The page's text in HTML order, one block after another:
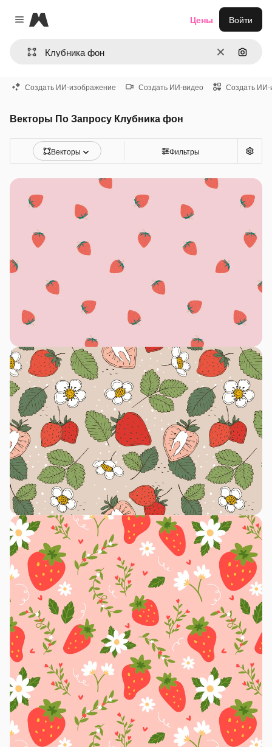
Close menu
Magnific
ОчиститьПоиск
Цены Войти
Создать ИИ-изображение Создать ИИ-видео Создать ИИ-
Векторы По Запросу Клубника фон
Векторы Фильтры